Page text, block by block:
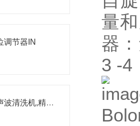
调节器IN
德国 ELMA 超声波清洗机,精密清洗技术
量
器
3 -4